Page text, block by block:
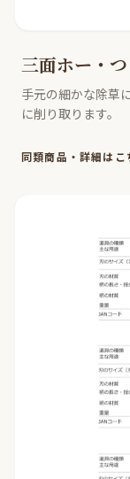
三面ホー・
手元の細かな除草
に削り取ります。
同類商品・詳細はこ